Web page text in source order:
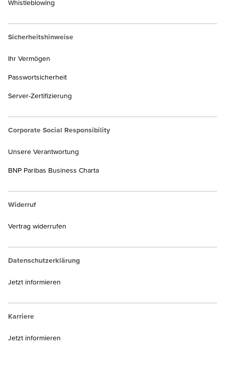
Whistleblowing
Sicherheitshinweise
Ihr Vermögen
Passwortsicherheit
Server-Zertifizierung
Corporate Social Responsibility
Unsere Verantwortung
BNP Paribas Business Charta
Widerruf
Vertrag widerrufen
Datenschutzerklärung
Jetzt informieren
Karriere
Jetzt informieren